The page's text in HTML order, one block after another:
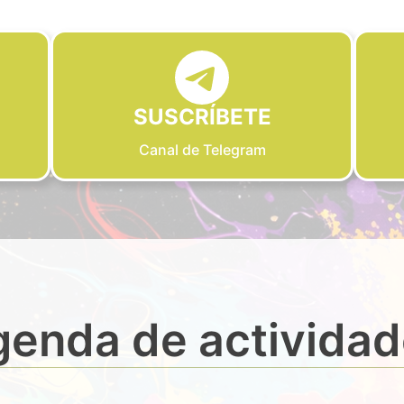
SUSCRÍBETE
Canal de Telegram
de